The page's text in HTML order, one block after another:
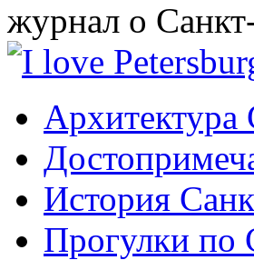
журнал о
Архитектура
История
Прогулки по